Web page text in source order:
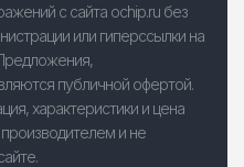
с сайта ochip.ru без
или гиперссылки на
публичной офертой.
характеристики и цена
и не